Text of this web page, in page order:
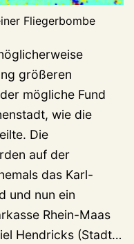
Fliegerbombe
größeren
mögliche Fund
wie die
Die
auf der
das Karl-
und nun ein
Rhein-Maas
Hendricks (Stadt…